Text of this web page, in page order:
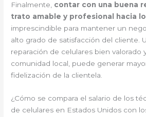
Finalmente, contar con una buena
trato amable y profesional hacia
imprescindible para mantener un
alto grado de satisfacción del cliente.
reparación de celulares bien valorado
comunidad local, puede generar
fidelización de la clientela.
¿Cómo se compara el salario de los
de celulares en Estados Unidos con